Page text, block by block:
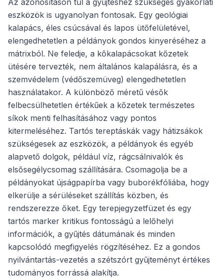
Az azonosításon túl a gyűjtéshez szükséges gyakorlati
eszközök is ugyanolyan fontosak. Egy geológiai
kalapács, éles csúcsával és lapos ütőfelületével,
elengedhetetlen a példányok gondos kinyeréséhez a
mátrixból. Ne feledje, a kőkalapácsokat kőzetek
ütésére tervezték, nem általános kalapálásra, és a
szemvédelem (védőszemüveg) elengedhetetlen
használatakor. A különböző méretű vésők
felbecsülhetetlen értékűek a kőzetek természetes
síkok menti felhasításához vagy pontos
kitermeléséhez. Tartós tereptáskák vagy hátizsákok
szükségesek az eszközök, a példányok és egyéb
alapvető dolgok, például víz, rágcsálnivalók és
elsősegélycsomag szállítására. Csomagolja be a
példányokat újságpapírba vagy buborékfóliába, hogy
elkerülje a sérüléseket szállítás közben, és
rendszerezze őket. Egy terepjegyzetfüzet és egy
tartós marker kritikus fontosságú a lelőhelyi
információk, a gyűjtés dátumának és minden
kapcsolódó megfigyelés rögzítéséhez. Ez a gondos
nyilvántartás-vezetés a szétszórt gyűjteményt értékes
tudományos forrássá alakítja.